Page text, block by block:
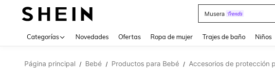
Musera
Categorías Novedades Ofertas Ropa de mujer Trajes de baño Niños
Página principal / Bebé / Productos para Bebé / Accesorios de protección